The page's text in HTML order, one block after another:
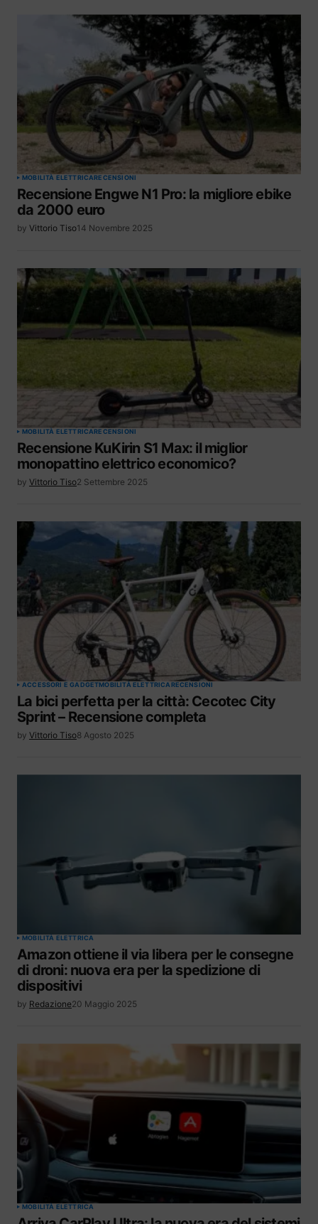
MOBILITÀ ELETTRICARECENSIONI
Recensione Engwe N1 Pro: la migliore ebike
da 2000 euro
by Vittorio Tiso14 Novembre 2025
MOBILITÀ ELETTRICARECENSIONI
Recensione KuKirin S1 Max: il miglior
monopattino elettrico economico?
by Vittorio Tiso2 Settembre 2025
ACCESSORI E GADGETMOBILITÀ ELETTRICARECENSIONI
La bici perfetta per la città: Cecotec City
Sprint – Recensione completa
by Vittorio Tiso8 Agosto 2025
MOBILITÀ ELETTRICA
Amazon ottiene il via libera per le consegne
di droni: nuova era per la spedizione di
dispositivi
by Redazione20 Maggio 2025
MOBILITÀ ELETTRICA